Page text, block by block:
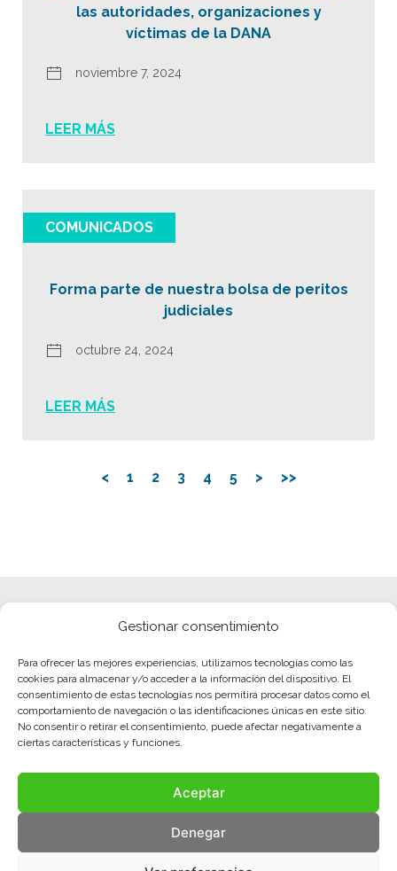
Gestionar consentimiento
Para ofrecer las mejores experiencias, utilizamos tecnologías como las
cookies para almacenar y/o acceder a la información del dispositivo. El
consentimiento de estas tecnologías nos permitirá procesar datos como el
comportamiento de navegación o las identificaciones únicas en este sitio.
No consentir o retirar el consentimiento, puede afectar negativamente a
ciertas características y funciones.
Aceptar
Denegar
las autoridades, organizaciones y
víctimas de la DANA
noviembre 7, 2024
LEER MÁS
COMUNICADOS
Forma parte de nuestra bolsa de peritos
judiciales
octubre 24, 2024
LEER MÁS
< 1 2 3 4 5 > >>